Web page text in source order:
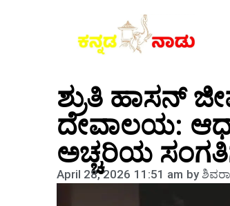
ಶ್ರುತಿ ಹಾಸನ್
ದೇವಾಲಯ:
ಅಚ್ಚರಿಯ
April 28, 2026 11:51 am by